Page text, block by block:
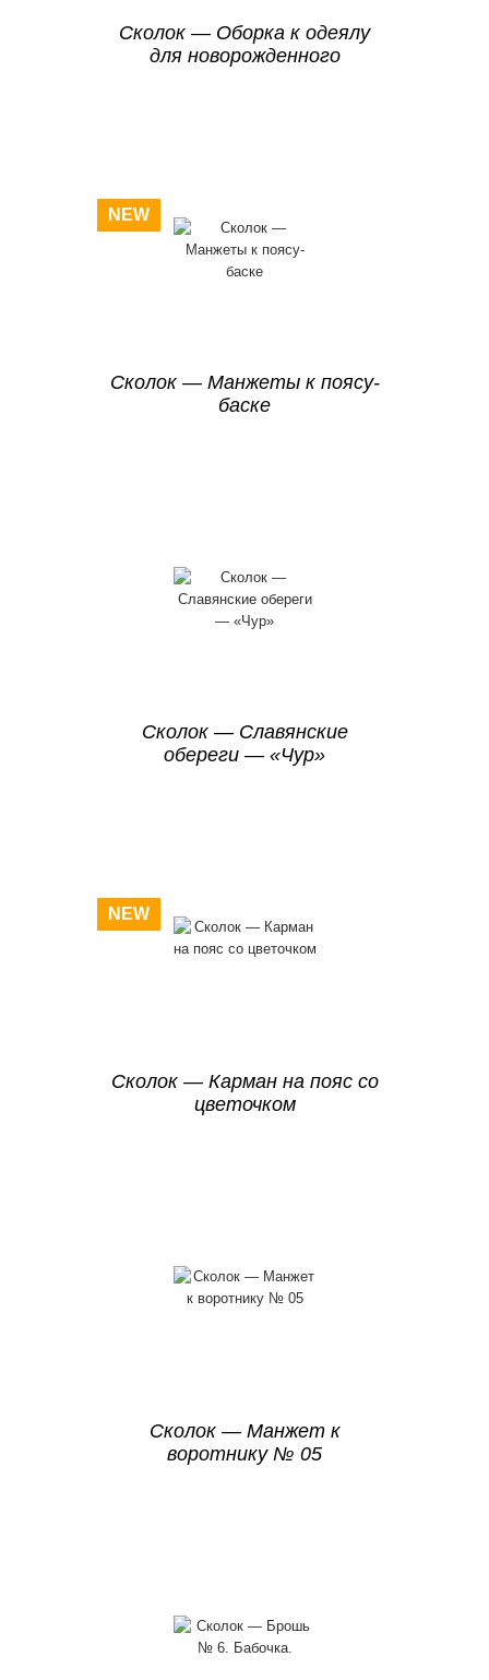
Сколок — Оборка к одеялу
для новорожденного
NEW
Сколок — Манжеты к поясу-
баске
Сколок — Славянские
обереги — «Чур»
NEW
Сколок — Карман на пояс со
цветочком
Сколок — Манжет к
воротнику № 05